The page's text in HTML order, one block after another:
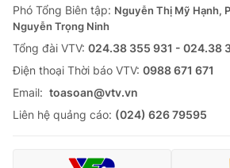
Phó Tổng Biên tập: Nguyễn Thị Mỹ Hạnh,
Nguyễn Trọng Ninh
Tổng đài VTV: 024.38 355 931 - 024.38
Ðiện thoại Thời báo VTV: 0988 671 671
Email: toasoan@vtv.vn
Liên hệ quảng cáo: (024) 626 79595